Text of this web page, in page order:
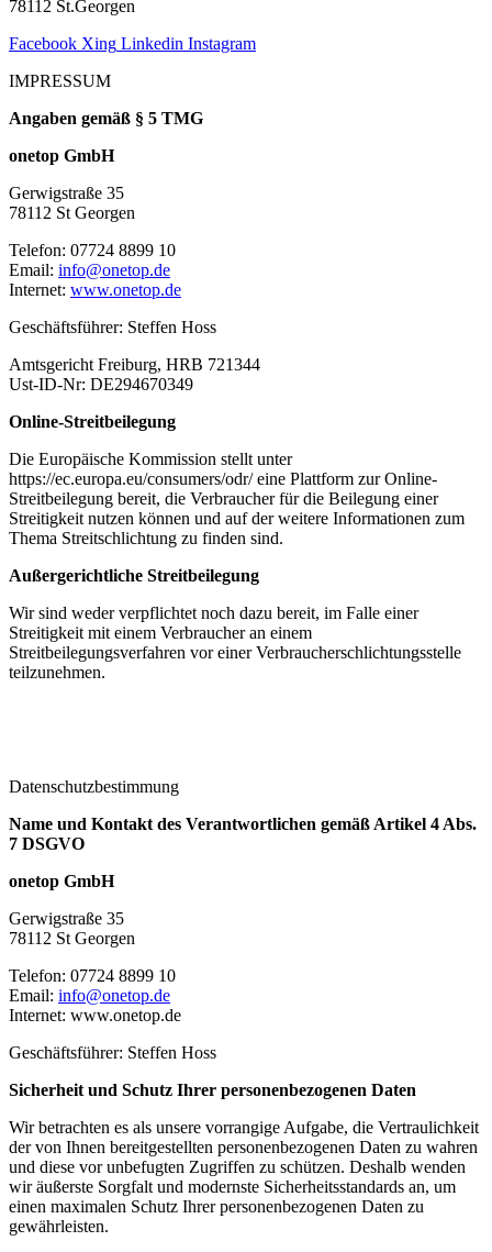
78112 St.Georgen
Facebook Xing Linkedin Instagram
IMPRESSUM
Angaben gemäß § 5 TMG
onetop GmbH
Gerwigstraße 35
78112 St Georgen
Telefon: 07724 8899 10
Email: info@onetop.de
Internet: www.onetop.de
Geschäftsführer: Steffen Hoss
Amtsgericht Freiburg, HRB 721344
Ust-ID-Nr: DE294670349
Online-Streitbeilegung
Die Europäische Kommission stellt unter
https://ec.europa.eu/consumers/odr/ eine Plattform zur Online-
Streitbeilegung bereit, die Verbraucher für die Beilegung einer
Streitigkeit nutzen können und auf der weitere Informationen zum
Thema Streitschlichtung zu finden sind.
Außergerichtliche Streitbeilegung
Wir sind weder verpflichtet noch dazu bereit, im Falle einer
Streitigkeit mit einem Verbraucher an einem
Streitbeilegungsverfahren vor einer Verbraucherschlichtungsstelle
teilzunehmen.
Datenschutzbestimmung
Name und Kontakt des Verantwortlichen gemäß Artikel 4 Abs.
7 DSGVO
onetop GmbH
Gerwigstraße 35
78112 St Georgen
Telefon: 07724 8899 10
Email: info@onetop.de
Internet: www.onetop.de
Geschäftsführer: Steffen Hoss
Sicherheit und Schutz Ihrer personenbezogenen Daten
Wir betrachten es als unsere vorrangige Aufgabe, die Vertraulichkeit
der von Ihnen bereitgestellten personenbezogenen Daten zu wahren
und diese vor unbefugten Zugriffen zu schützen. Deshalb wenden
wir äußerste Sorgfalt und modernste Sicherheitsstandards an, um
einen maximalen Schutz Ihrer personenbezogenen Daten zu
gewährleisten.